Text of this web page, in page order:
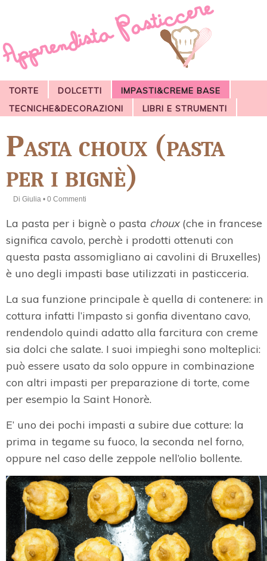
TORTE DOLCETTI
IMPASTI&CREME BASE
TECNICHE&DECORAZIONI
LIBRI E STRUMENTI
Pasta choux (pasta
per i bignè)
Di Giulia • 0 Commenti
La pasta per i bignè o pasta choux (che in francese
significa cavolo, perchè i prodotti ottenuti con
questa pasta assomigliano ai cavolini di Bruxelles)
è uno degli impasti base utilizzati in pasticceria.
La sua funzione principale è quella di contenere: in
cottura infatti l’impasto si gonfia diventano cavo,
rendendolo quindi adatto alla farcitura con creme
sia dolci che salate. I suoi impieghi sono molteplici:
può essere usato da solo oppure in combinazione
con altri impasti per preparazione di torte, come
per esempio la Saint Honorè.
E’ uno dei pochi impasti a subire due cotture: la
prima in tegame su fuoco, la seconda nel forno,
oppure nel caso delle zeppole nell’olio bollente.